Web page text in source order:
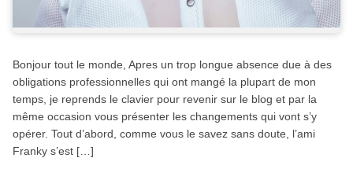
Bonjour tout le monde, Apres un trop longue absence due à des
obligations professionnelles qui ont mangé la plupart de mon
temps, je reprends le clavier pour revenir sur le blog et par la
même occasion vous présenter les changements qui vont s’y
opérer. Tout d’abord, comme vous le savez sans doute, l’ami
Franky s’est […]